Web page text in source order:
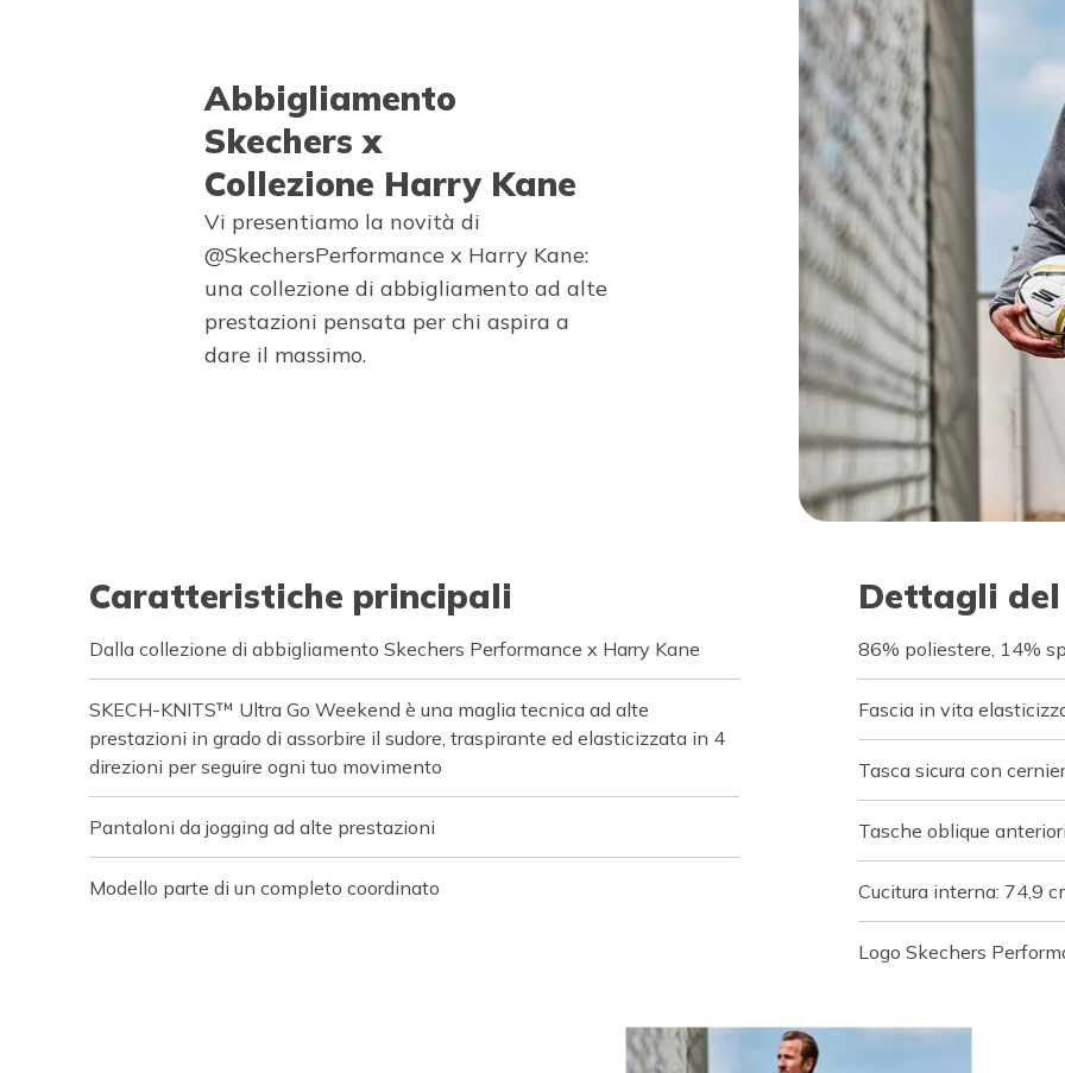
Abbigliamento
Skechers x
Collezione Harry Kane
Vi presentiamo la novità di
@SkechersPerformance x Harry Kane:
una collezione di abbigliamento ad alte
prestazioni pensata per chi aspira a
dare il massimo.
Caratteristiche principali
Dalla collezione di abbigliamento Skechers Performance x Harry Kane
SKECH-KNITS™ Ultra Go Weekend è una maglia tecnica ad alte
prestazioni in grado di assorbire il sudore, traspirante ed elasticizzata in 4
direzioni per seguire ogni tuo movimento
Pantaloni da jogging ad alte prestazioni
Modello parte di un completo coordinato
Dettagli
86% poliestere, 14%
Fascia in vita
Tasca sicura con
Tasche oblique
Cucitura interna: 74,9
Logo Skechers